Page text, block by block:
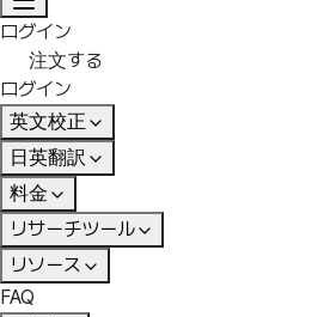
ログイン
注文する
ログイン
英文校正
日英翻訳
料金
リサーチツール
リソース
FAQ